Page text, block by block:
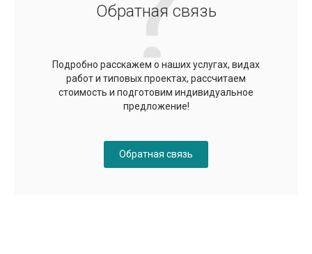
Обратная связь
Подробно расскажем о наших услугах, видах
работ и типовых проектах, рассчитаем
стоимость и подготовим индивидуальное
предложение!
Обратная связь